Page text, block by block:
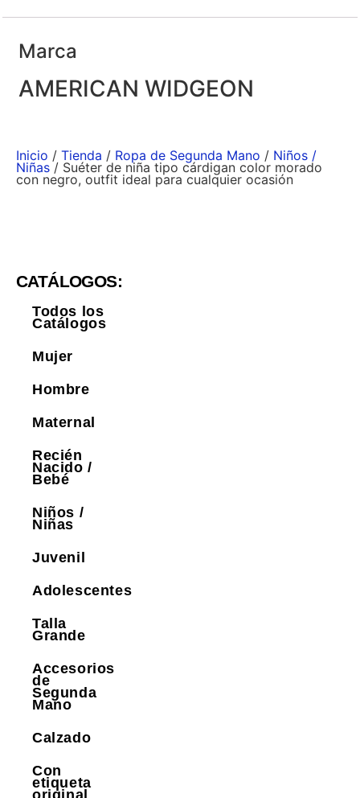
Marca
AMERICAN WIDGEON
Inicio / Tienda / Ropa de Segunda Mano / Niños /
Niñas / Suéter de niña tipo cárdigan color morado
con negro, outfit ideal para cualquier ocasión
CATÁLOGOS:
Todos los
Catálogos
Mujer
Hombre
Maternal
Recién
Nacido /
Bebé
Niños /
Niñas
Juvenil
Adolescentes
Talla
Grande
Accesorios
de
Segunda
Mano
Calzado
Con
etiqueta